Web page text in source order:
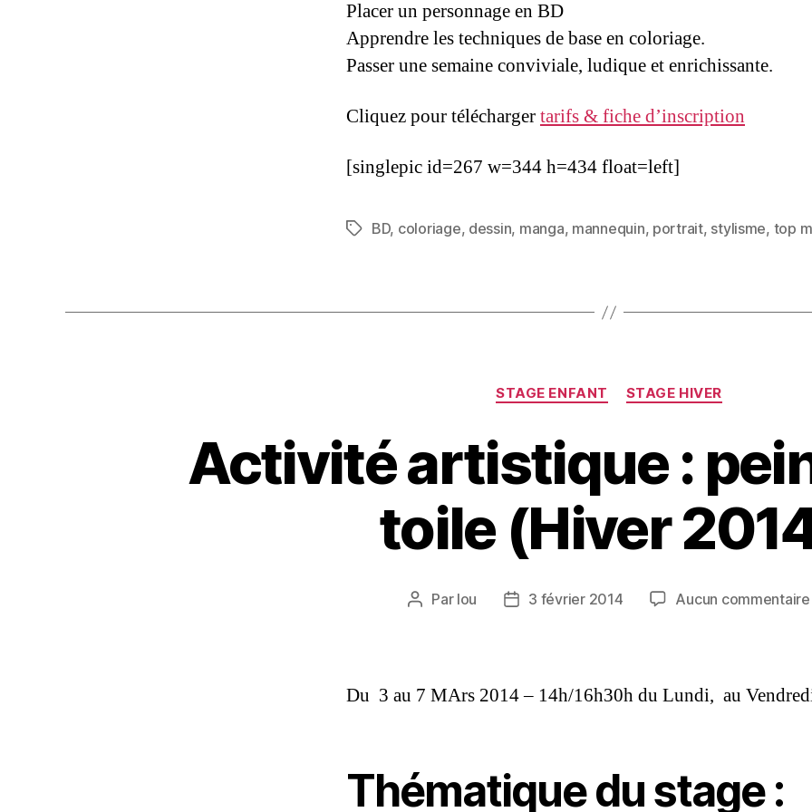
Placer un personnage en BD
Apprendre les techniques de base en coloriage.
Passer une semaine conviviale, ludique et enrichissante.
Cliquez pour téléchargertarifs & fiche d’inscription
[singlepic id=267 w=344 h=434 float=left]
BD, coloriage, dessin, manga, mannequin, portrait, stylisme, top
STAGE ENFANT STAGE HIVER
Activité artistique :
toile (Hiver
Par lou 3 février 2014 Aucun commentaire
Du 3 au 7 MArs 2014 – 14h/16h30h du Lundi, au
Thématique du stage :